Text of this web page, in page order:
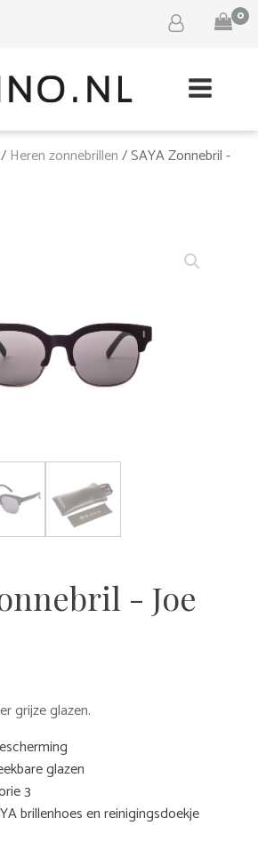
0
/Heren zonnebrillen/ SAYA Zonnebril -
- Joe
grijze glazen.
glazen
3
brillenhoes en reinigingsdoekje